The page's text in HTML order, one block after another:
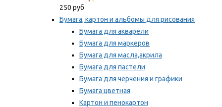
250 руб
Бумага, картон и альбомы для рисования
Бумага для акварели
Бумага для маркеров
Бумага для масла,акрила
Бумага для пастели
Бумага для черчения и графики
Бумага цветная
Картон и пенокартон